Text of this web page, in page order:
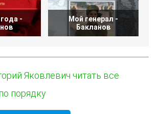
-
Мой генерал -
Бакланов
Яковлевич читать все
порядку